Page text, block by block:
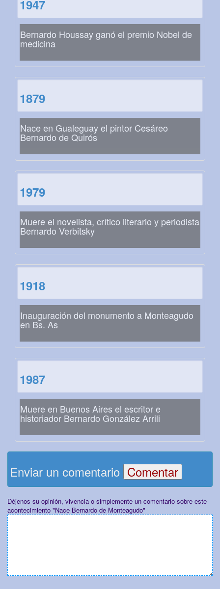
1947
Bernardo Houssay ganó el premio Nobel de
medicina
1879
Nace en Gualeguay el pintor Cesáreo
Bernardo de Quirós
1979
Muere el novelista, crítico literario y periodista
Bernardo Verbitsky
1918
Inauguración del monumento a Monteagudo
en Bs. As
1987
Muere en Buenos Aires el escritor e
historiador Bernardo González Arrili
Enviar un comentario
Déjenos su opinión, vivencia o simplemente un comentario sobre este
acontecimiento "Nace Bernardo de Monteagudo"